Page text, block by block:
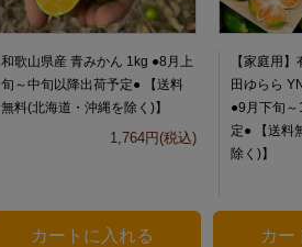
和歌山県産 青みかん 1kg ●8月上
旬～中旬以降出荷予定● 【送料
無料(北海道・沖縄を除く)】
1,764円(税込)
【家庭用
田ゆらら
●9月下旬
定● 【送料
除く)】